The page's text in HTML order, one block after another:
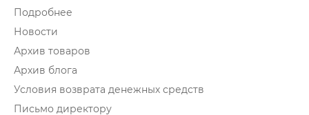
Подробнее
Новости
Архив товаров
Архив блога
Условия возврата денежных средств
Письмо директору